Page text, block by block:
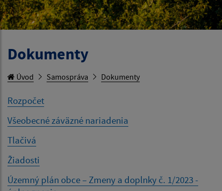
Dokumenty
Úvod Samospráva Dokumenty
Rozpočet
Všeobecné záväzné nariadenia
Tlačivá
Žiadosti
Územný plán obce – Zmeny a doplnky č. 1/2023 -